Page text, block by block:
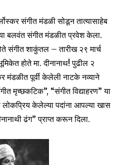
संगीत मंडळी सोडून तात्यासाहेब
बलवंत संगीत मंडळीत प्रवेश केला.
संगीत शाकुंतल – तारीख २९ मार्च
होते मा. दीनानाथ! पुढील २
मंडळीत पूर्वी केलेली नाटके नव्याने
मृच्छकटिक”, “संगीत विद्याहरण” या
लोकप्रिय केलेल्या पदांना आपल्या खास
ढंग” प्राप्त करून दिला.